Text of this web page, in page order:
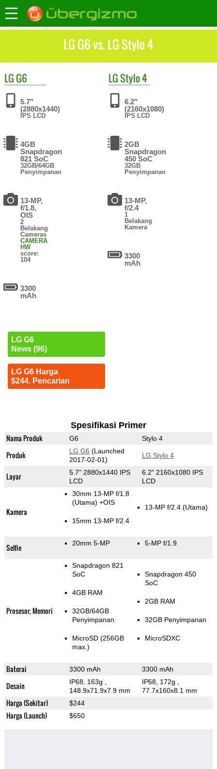
LG G6 vs. LG Stylo 4
LG G6
5.7"
(2880x1440)
IPS LCD
4GB
Snapdragon
821 SoC
32GB/64GB
Penyimpanan
13-MP,
f/1.8,
OIS
2
Belakang
Cameras
CAMERA
HW
score:
104
3300
mAh
LG G6
News (96)
LG G6 Harga
$244. Pencarian
LGStylo 4
6.2"
(2160x1080)
IPS LCD
2GB
Snapdragon
450 SoC
32GB
Penyimpanan
13-MP,
f/2.4
1
Belakang
Kamera
3300
mAh
Spesifikasi Primer
Nama Produk G6 Stylo 4
Produk LG G6 (Launched
2017-02-01)
LG Stylo 4
Layar
5.7" 2880x1440 IPS
LCD
6.2" 2160x1080 IPS
LCD
Kamera
30mm 13-MP f/1.8
(Utama) +OIS
15mm 13-MP f/2.4
13-MP f/2.4 (Utama)
Selfie 20mm 5-MP 5-MP f/1.9
Prosesor, Memori
Snapdragon 821
SoC
4GB RAM
32GB/64GB
Penyimpanan
MicroSD (256GB
max.)
Snapdragon 450
SoC
2GB RAM
32GB Penyimpanan
MicroSDXC
Baterai 3300 mAh 3300 mAh
Desain IP68, 163g
148.9x71.9x7.9 mm
IP68, 172g
77.7x160x8.1 mm
Harga (Sekitar) $244
Harga (Launch) $650